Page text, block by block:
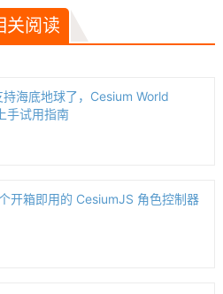
关阅读
海底地球了，Cesium World
手试用指南
开箱即用的 CesiumJS 角色控制器